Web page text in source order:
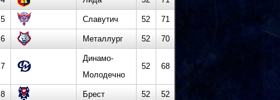
5 Славутич 52 71
6 Металлург 52 70
7
Динамо-
Молодечно
52 68
8 Брест 52 52